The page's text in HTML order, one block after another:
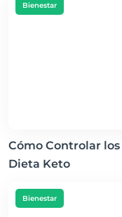
Bienestar
Cómo Controlar
Dieta Keto
Bienestar